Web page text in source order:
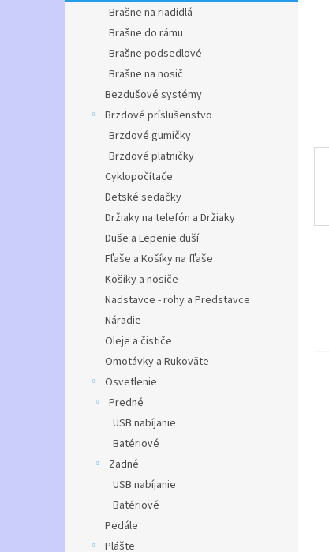
Brašne na riadidlá
Brašne do rámu
Brašne podsedlové
Brašne na nosič
Bezdušové systémy
Brzdové príslušenstvo
Brzdové gumičky
Brzdové platničky
Cyklopočítače
Detské sedačky
Držiaky na telefón a Držiaky
Duše a Lepenie duší
Fľaše a Košíky na fľaše
Košíky a nosiče
Nadstavce - rohy a Predstavce
Náradie
Oleje a čističe
Omotávky a Rukoväte
Osvetlenie
Predné
USB nabíjanie
Batériové
Zadné
USB nabíjanie
Batériové
Pedále
Plášte